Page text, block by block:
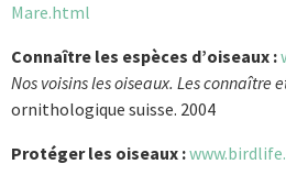
Mare.html
Connaître les espèces d’oiseaux :
Nos voisins les oiseaux. Les connaître
ornithologique suisse. 2004
Protéger les oiseaux :